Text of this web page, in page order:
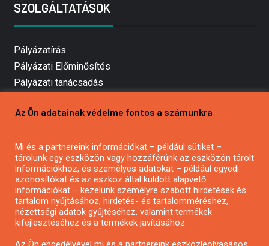
SZOLGÁLTATÁSOK
Pályázatírás
Pályázati Előminősítés
Pályázati tanácsadás
Mezőgazdasági pályázatírás
Pályázatírás civil szervezeteknek
Pályázatírás önkormányzatoknak
Pályázatfigyelés
Specifikus pályázatfigyelés vagy hírlevél
Az Ön adatainak védelme fontos a számunkra
Mi és a partnereink információkat – például sütiket –
tárolunk egy eszközön vagy hozzáférünk az eszközön tárolt
információkhoz, és személyes adatokat – például egyedi
azonosítókat és az eszköz által küldött alapvető
információkat – kezelünk személyre szabott hirdetések és
tartalom nyújtásához, hirdetés- és tartalomméréshez,
nézettségi adatok gyűjtéséhez, valamint termékek
kifejlesztéséhez és a termékek javításához.